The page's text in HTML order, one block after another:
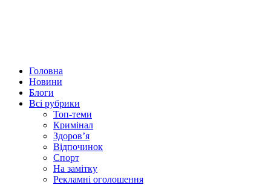
Головна
Новини
Блоги
Всі рубрики
Топ-теми
Кримінал
Здоров’я
Відпочинок
Спорт
На замітку
Рекламні оголошення